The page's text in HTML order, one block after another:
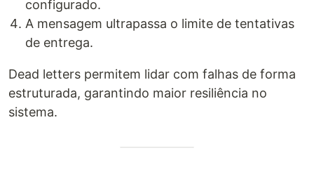
configurado.
A mensagem ultrapassa o limite de tentativas
de entrega.
Dead letters permitem lidar com falhas de forma
estruturada, garantindo maior resiliência no
sistema.